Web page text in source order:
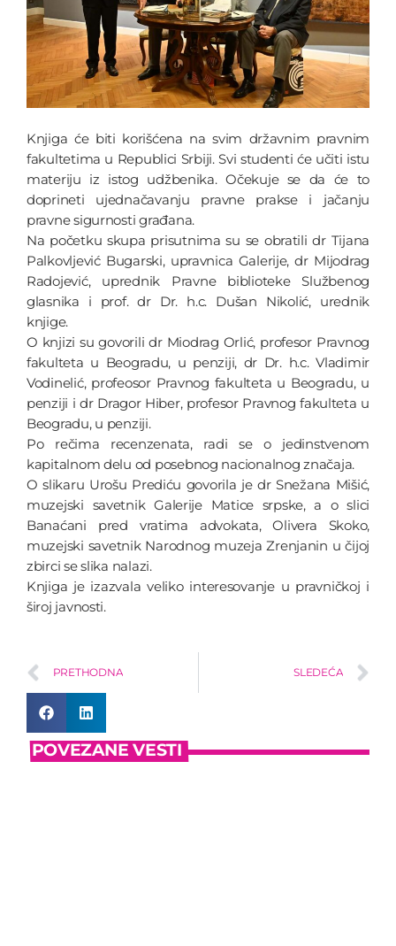
Knjiga će biti korišćena na svim državnim pravnim
fakultetima u Republici Srbiji. Svi studenti će učiti istu
materiju iz istog udžbenika. Očekuje se da će to
doprineti ujednačavanju pravne prakse i jačanju
pravne sigurnosti građana.
Na početku skupa prisutnima su se obratili dr Tijana
Palkovljević Bugarski, upravnica Galerije, dr Mijodrag
Radojević, uprednik Pravne biblioteke Službenog
glasnika i prof. dr Dr. h.c. Dušan Nikolić, urednik
knjige.
O knjizi su govorili dr Miodrag Orlić, profesor Pravnog
fakulteta u Beogradu, u penziji, dr Dr. h.c. Vladimir
Vodinelić, profeosor Pravnog fakulteta u Beogradu, u
penziji i dr Dragor Hiber, profesor Pravnog fakulteta u
Beogradu, u penziji.
Po rečima recenzenata, radi se o jedinstvenom
kapitalnom delu od posebnog nacionalnog značaja.
O slikaru Urošu Prediću govorila je dr Snežana Mišić,
muzejski savetnik Galerije Matice srpske, a o slici
Banaćani pred vratima advokata, Olivera Skoko,
muzejski savetnik Narodnog muzeja Zrenjanin u čijoj
zbirci se slika nalazi.
Knjiga je izazvala veliko interesovanje u pravničkoj i
široj javnosti.
PRETHODNA SLEDEĆA
POVEZANE VESTI